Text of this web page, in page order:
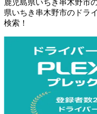
鹿児島県いちき串木野市
県いちき串木野市の ドラ
検索！